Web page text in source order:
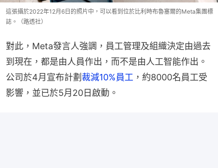
這張攝於2022年12月6日的照片中，可以看到位於比利時布魯塞爾的Meta集團標
誌。（路透社）
對此，Meta發言人強調，員工管理及組織決定由過去
到現在，都是由人員作出，而不是由人工智能作出。
公司於4月宣布計劃 裁減10%員工 ，約8000名員工受
影響，並已於5月20日啟動。